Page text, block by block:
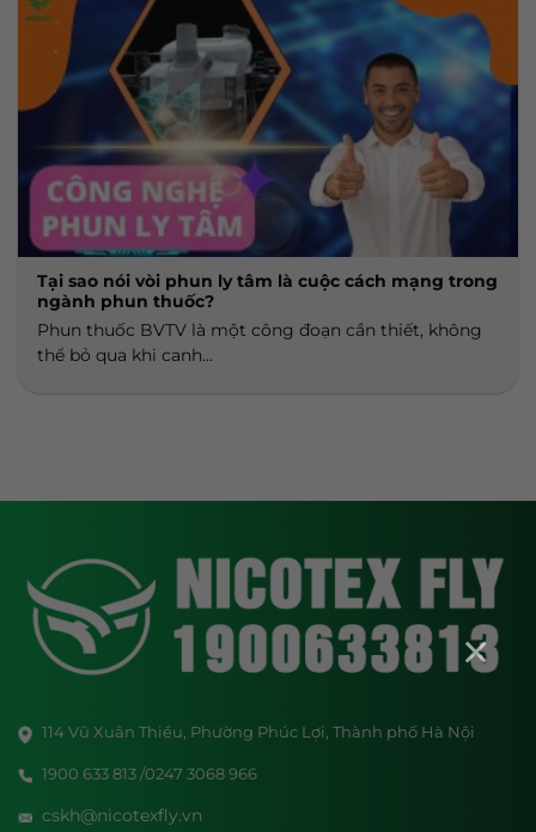
×
Tại sao nói vòi phun ly tâm là cuộc cách mạng trong
ngành phun thuốc?
Phun thuốc BVTV là một công đoạn cần thiết, không
thể bỏ qua khi canh...
114 Vũ Xuân Thiều, Phường Phúc Lợi, Thành phố Hà Nội
1900 633 813 /0247 3068 966
cskh@nicotexfly.vn